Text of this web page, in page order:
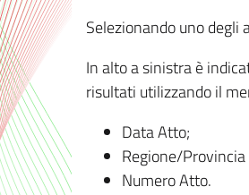
Selezionando uno
In alto a sinistra è
risultati utilizzando il
Data Atto;
Regione/
Numero Atto.